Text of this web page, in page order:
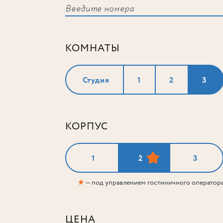
КОМНАТЫ
Студия 1 2 3
КОРПУС
1 2 3
★— под управлением гостиничного
ЦЕНА